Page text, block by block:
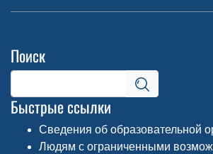
Поиск
Быстрые ссылки
Сведения об образовательной
Людям с ограниченными